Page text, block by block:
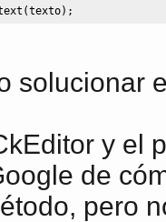
(texto) ;
solucionar
y el
de
pero